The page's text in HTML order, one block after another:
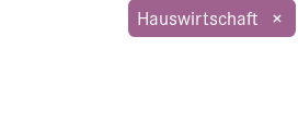
Hauswirtschaft ×